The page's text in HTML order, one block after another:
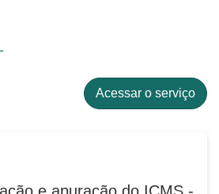
Acessar o serviço
e apuração do ICMS -